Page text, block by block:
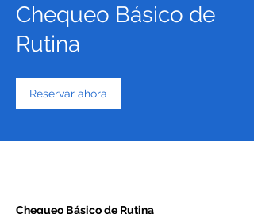
Chequeo Básico de
Rutina
Reservar ahora